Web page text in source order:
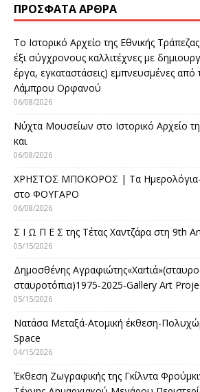
ΠΡΌΣΦΑΤΑ ΆΡΘΡΑ
Το Ιστορικό Αρχείο της Εθνικής
έξι σύγχρονους καλλιτέχνες με
έργα, εγκαταστάσεις) εμπνευσμένες από
Λάμπρου Ορφανού
06/08/2026
Νύχτα Μουσείων στο Ιστορικό Αρχείο
και
06/08/2026
ΧΡΗΣΤΟΣ ΜΠΟΚΟΡΟΣ | Τα Ημερολόγια-
στο ΦΟΥΓΑΡΟ
06/08/2026
Σ Ι Ω Π Ε Σ της Τέτας Χαντζάρα στη 9th
05/15/2026
Δημοσθένης
σταυροτόπια)1975-2025-Gallery Art
05/15/2026
Νατάσα Μεταξά-Ατομική έκθεση-
Space
04/15/2026
Έκθεση Ζωγραφικής της Γκίλντα